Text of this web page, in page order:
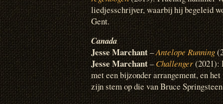
liedjesschrijver, waarbij hij begeleid
Gent.
Canada
Jesse Marchant–Antelope Running
Jesse Marchant–Challenger(2021):
met een bijzonder arrangement, en
zijn stem op die van Bruce